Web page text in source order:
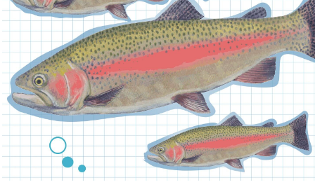
採用情報
お問い合わせ
Contact us in English